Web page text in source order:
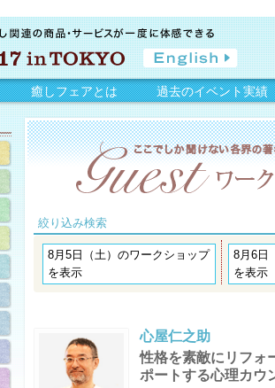
癒しフェアとは 過去のイベント実績
絞り込み検索
8月5日（土）のワークショップ
を表示
8月6日
を表示
心屋仁之助
性格を素敵にリフォ
ポートする心理カウ